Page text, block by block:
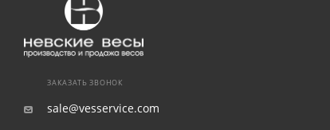
ЗАКАЗАТЬ ЗВОНОК
sale@vesservice.com